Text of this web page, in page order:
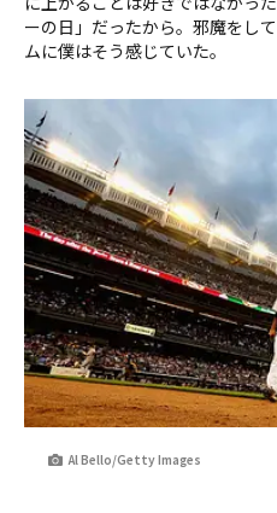
ーの日」だったから。邪魔をし
ムに僕はそう感じていた。
Al Bello/Getty Images